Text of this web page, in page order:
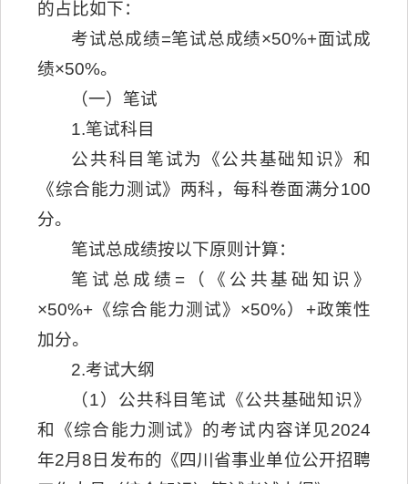
的占比如下：
考试总成绩=笔试总成绩×50%+面试成
绩×50%。
（一）笔试
1.笔试科目
公共科目笔试为《公共基础知识》和
《综合能力测试》两科，每科卷面满分100
分。
笔试总成绩按以下原则计算：
笔试总成绩=（《公共基础知识》
×50%+《综合能力测试》×50%）+政策性
加分。
2.考试大纲
（1）公共科目笔试《公共基础知识》
和《综合能力测试》的考试内容详见2024
年2月8日发布的《四川省事业单位公开招聘